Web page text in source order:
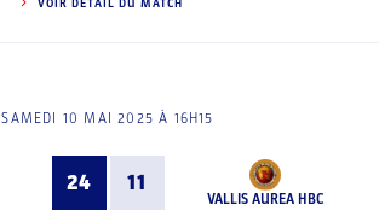
VOIR DÉTAIL DU MATCH
SAMEDI 10 MAI 2025 À 16H15
24 11
VALLIS AUREA HBC